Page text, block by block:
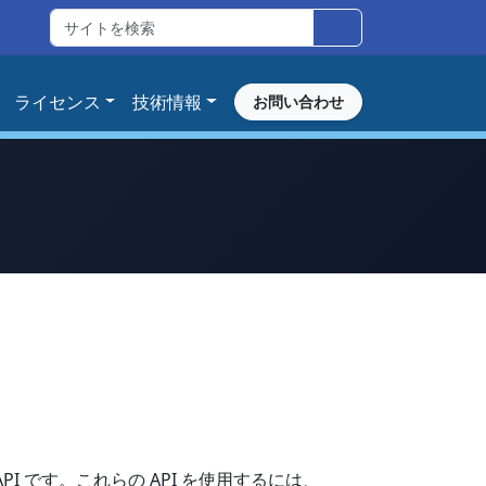
ライセンス 技術情報 お問い合わせ
す。これらの API を使用するには、